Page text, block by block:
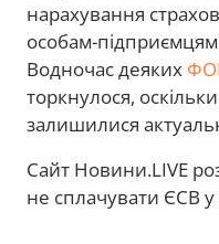
нарахування
особам-
Водночас деяких
торкнулося,
залишилися
Сайт Новини.LIVE
не сплачувати ЄСВ у